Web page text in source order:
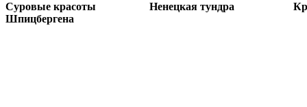
Суровые красоты
Шпицбергена
Ненецкая тундра